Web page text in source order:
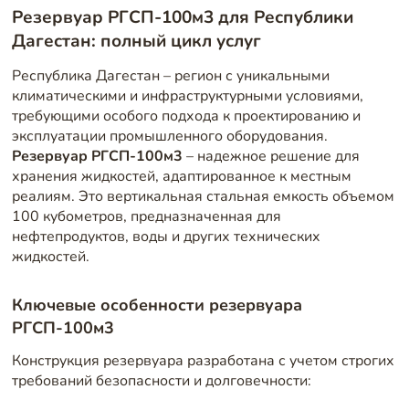
Резервуар РГСП-100м3 для Республики
Дагестан: полный цикл услуг
Республика Дагестан – регион с уникальными
климатическими и инфраструктурными условиями,
требующими особого подхода к проектированию и
эксплуатации промышленного оборудования.
Резервуар РГСП-100м3 – надежное решение для
хранения жидкостей, адаптированное к местным
реалиям. Это вертикальная стальная емкость объемом
100 кубометров, предназначенная для
нефтепродуктов, воды и других технических
жидкостей.
Ключевые особенности резервуара
РГСП-100м3
Конструкция резервуара разработана с учетом строгих
требований безопасности и долговечности: